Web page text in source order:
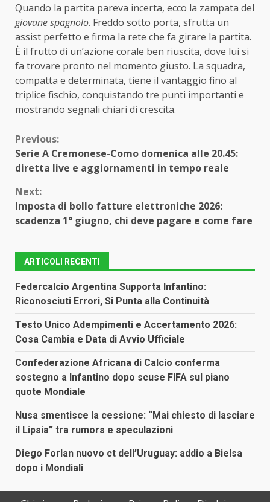
Quando la partita pareva incerta, ecco la zampata del
giovane spagnolo. Freddo sotto porta, sfrutta un
assist perfetto e firma la rete che fa girare la partita.
È il frutto di un’azione corale ben riuscita, dove lui si
fa trovare pronto nel momento giusto. La squadra,
compatta e determinata, tiene il vantaggio fino al
triplice fischio, conquistando tre punti importanti e
mostrando segnali chiari di crescita.
Continue
Reading
Previous:
Serie A Cremonese-Como domenica alle 20.45:
diretta live e aggiornamenti in tempo reale
Next:
Imposta di bollo fatture elettroniche 2026:
scadenza 1° giugno, chi deve pagare e come fare
ARTICOLI RECENTI
Federcalcio Argentina Supporta Infantino:
Riconosciuti Errori, Si Punta alla Continuità
Testo Unico Adempimenti e Accertamento 2026:
Cosa Cambia e Data di Avvio Ufficiale
Confederazione Africana di Calcio conferma
sostegno a Infantino dopo scuse FIFA sul piano
quote Mondiale
Nusa smentisce la cessione: “Mai chiesto di lasciare
il Lipsia” tra rumors e speculazioni
Diego Forlan nuovo ct dell’Uruguay: addio a Bielsa
dopo i Mondiali